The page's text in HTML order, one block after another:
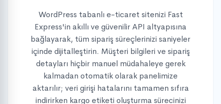
WordPress tabanlı e-ticaret sitenizi Fast
Express'in akıllı ve güvenilir API altyapısına
bağlayarak, tüm sipariş süreçlerinizi saniyeler
içinde dijitalleştirin. Müşteri bilgileri ve sipariş
detayları hiçbir manuel müdahaleye gerek
kalmadan otomatik olarak panelimize
aktarılır; veri girişi hatalarını tamamen sıfıra
indirirken kargo etiketi oluşturma sürecinizi